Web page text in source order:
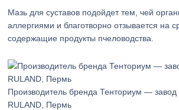
Мазь для суставов подойдет тем, чей
аллергиями и благотворно отзывается на
содержащие продукты пчеловодства.
Производитель бренда Тенториум — завод
RULAND, Пермь